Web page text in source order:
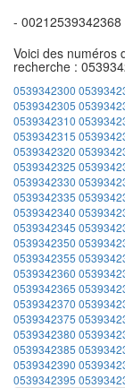
- 00212539342368
Voici des numéros
recherche :
0539342300
0539342305
0539342310
0539342315
0539342320
0539342325
0539342330
0539342335
0539342340
0539342345
0539342350
0539342355
0539342360
0539342365
0539342370
0539342375
0539342380
0539342385
0539342390
0539342395